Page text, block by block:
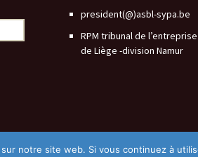
president(@)asbl-sypa.be
RPM tribunal de l’entreprise
de Liège -division Namur
notre site web. Si vous continuez à